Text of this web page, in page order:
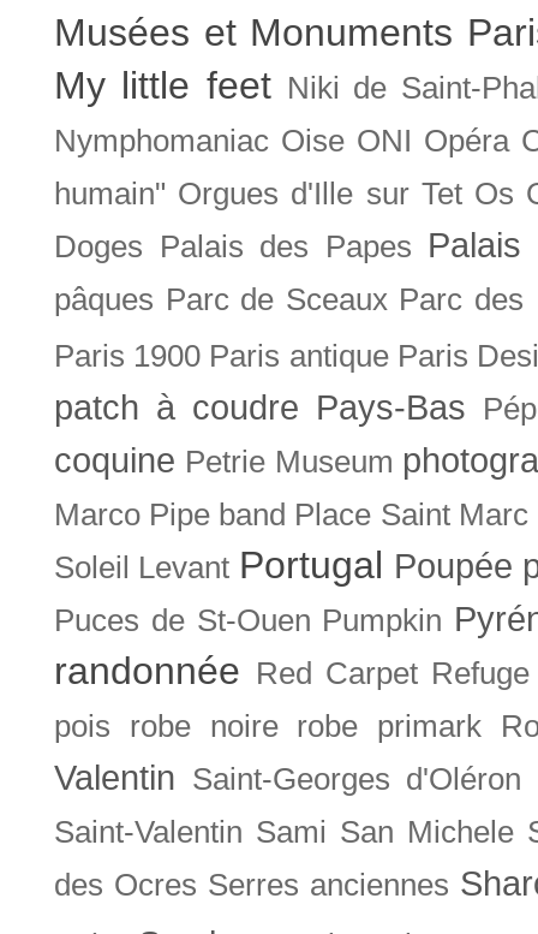
Musées et Monuments
My little feet Niki de Saint-
Nymphomaniac Oise ONI Opéra
humain" Orgues d'Ille sur Tet Os
Doges
Palais des Papes Palais
pâques Parc de Sceaux Parc des
Paris 1900 Paris antique Paris
patch à coudre Pays-Bas
coquine Petrie Museum
Marco Pipe band Place Saint Marc
Soleil Levant Portugal Poupée
Puces de St-Ouen Pumpkin
randonnée Red Carpet Refuge
pois
robe noire robe primark
Valentin Saint-Georges d'Oléron
Saint-Valentin Sami San Michele
des Ocres Serres anciennes